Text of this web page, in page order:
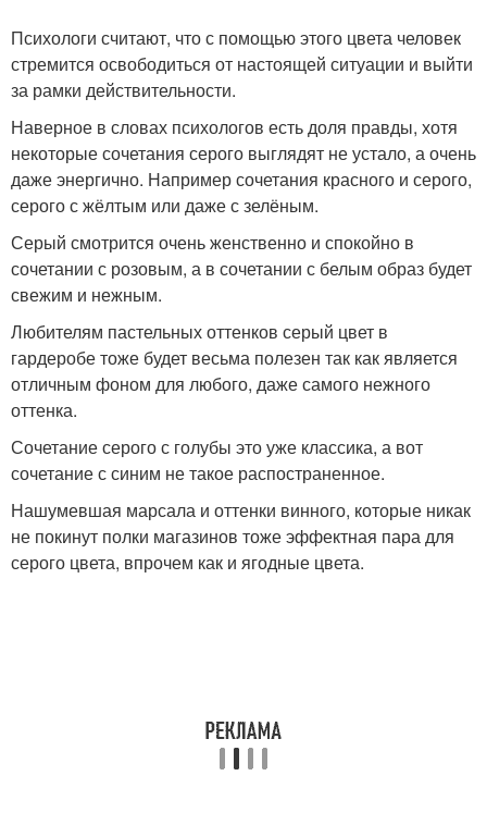
Психологи считают, что с помощью этого цвета человек
стремится освободиться от настоящей ситуации и выйти
за рамки действительности.
Наверное в словах психологов есть доля правды, хотя
некоторые сочетания серого выглядят не устало, а очень
даже энергично. Например сочетания красного и серого,
серого с жёлтым или даже с зелёным.
Серый смотрится очень женственно и спокойно в
сочетании с розовым, а в сочетании с белым образ будет
свежим и нежным.
Любителям пастельных оттенков серый цвет в
гардеробе тоже будет весьма полезен так как является
отличным фоном для любого, даже самого нежного
оттенка.
Сочетание серого с голубы это уже классика, а вот
сочетание с синим не такое распостраненное.
Нашумевшая марсала и оттенки винного, которые никак
не покинут полки магазинов тоже эффектная пара для
серого цвета, впрочем как и ягодные цвета.